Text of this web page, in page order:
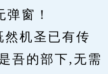
窗！
机圣已有传
吾的部下,无需